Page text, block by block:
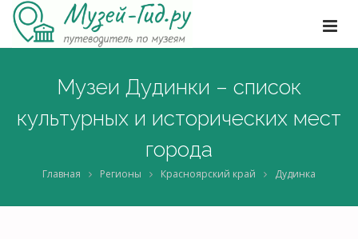
Музеи Дудинки – список
культурных и исторических мест
города
Главная Регионы Красноярский край Дудинка